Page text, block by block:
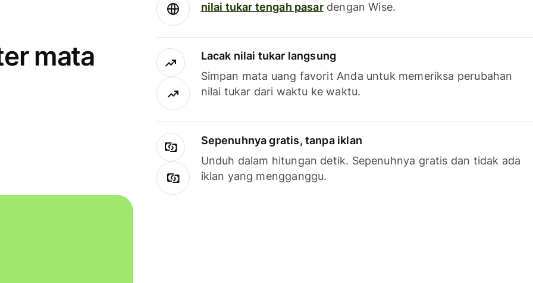
mata
nilai tukar tengah pasardengan Wise.
Lacak nilai tukar langsung
Simpan mata uang favorit Anda untuk memeriksa perubahan
nilai tukar dari waktu ke waktu.
Sepenuhnya gratis, tanpa iklan
Unduh dalam hitungan detik. Sepenuhnya gratis dan tidak ada
iklan yang mengganggu.